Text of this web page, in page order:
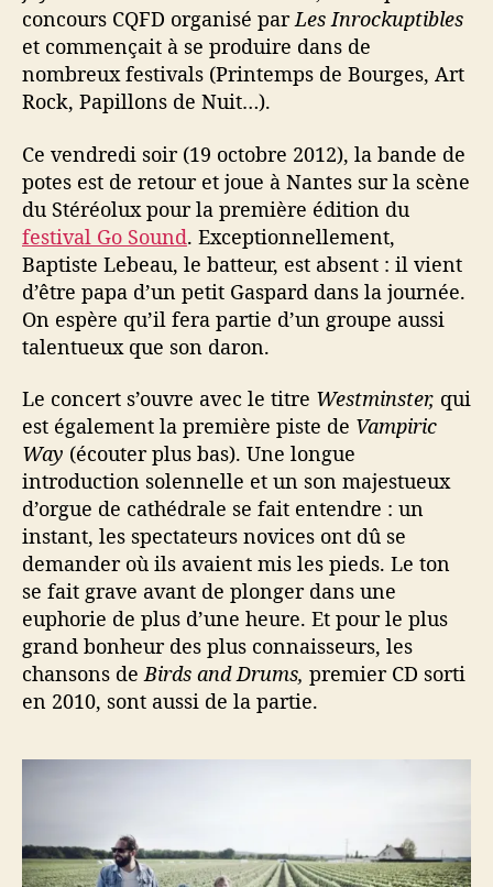
e
concours CQFD organisé parLes Inrockuptibles
et commençait à se produire dans de
nombreux festivals (Printemps de Bourges, Art
Rock, Papillons de Nuit…).
Ce vendredi soir (19 octobre 2012), la bande de
potes est de retour et joue à Nantes sur la scène
du Stéréolux pour la première édition du
festival Go Sound. Exceptionnellement,
Baptiste Lebeau, le batteur, est absent : il vient
d’être papa d’un petit Gaspard dans la journée.
On espère qu’il fera partie d’un groupe aussi
talentueux que son daron.
Le concert s’ouvre avec le titre Westminster, qui
est également la première piste de Vampiric
Way (écouter plus bas). Une longue
introduction solennelle et un son majestueux
d’orgue de cathédrale se fait entendre : un
instant, les spectateurs novices ont dû se
demander où ils avaient mis les pieds. Le ton
se fait grave avant de plonger dans une
euphorie de plus d’une heure. Et pour le plus
grand bonheur des plus connaisseurs, les
chansons deBirds and Drums, premier CD sorti
en 2010, sont aussi de la partie.